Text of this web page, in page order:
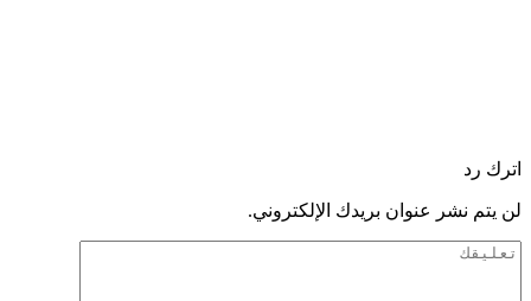
اترك رد
لن يتم نشر عنوان بريدك الإلكتروني.